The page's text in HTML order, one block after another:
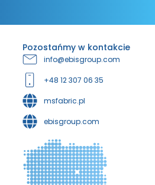
Pozostańmy w kontakcie
info@ebisgroup.com
+48 12 307 06 35
msfabric.pl
ebisgroup.com